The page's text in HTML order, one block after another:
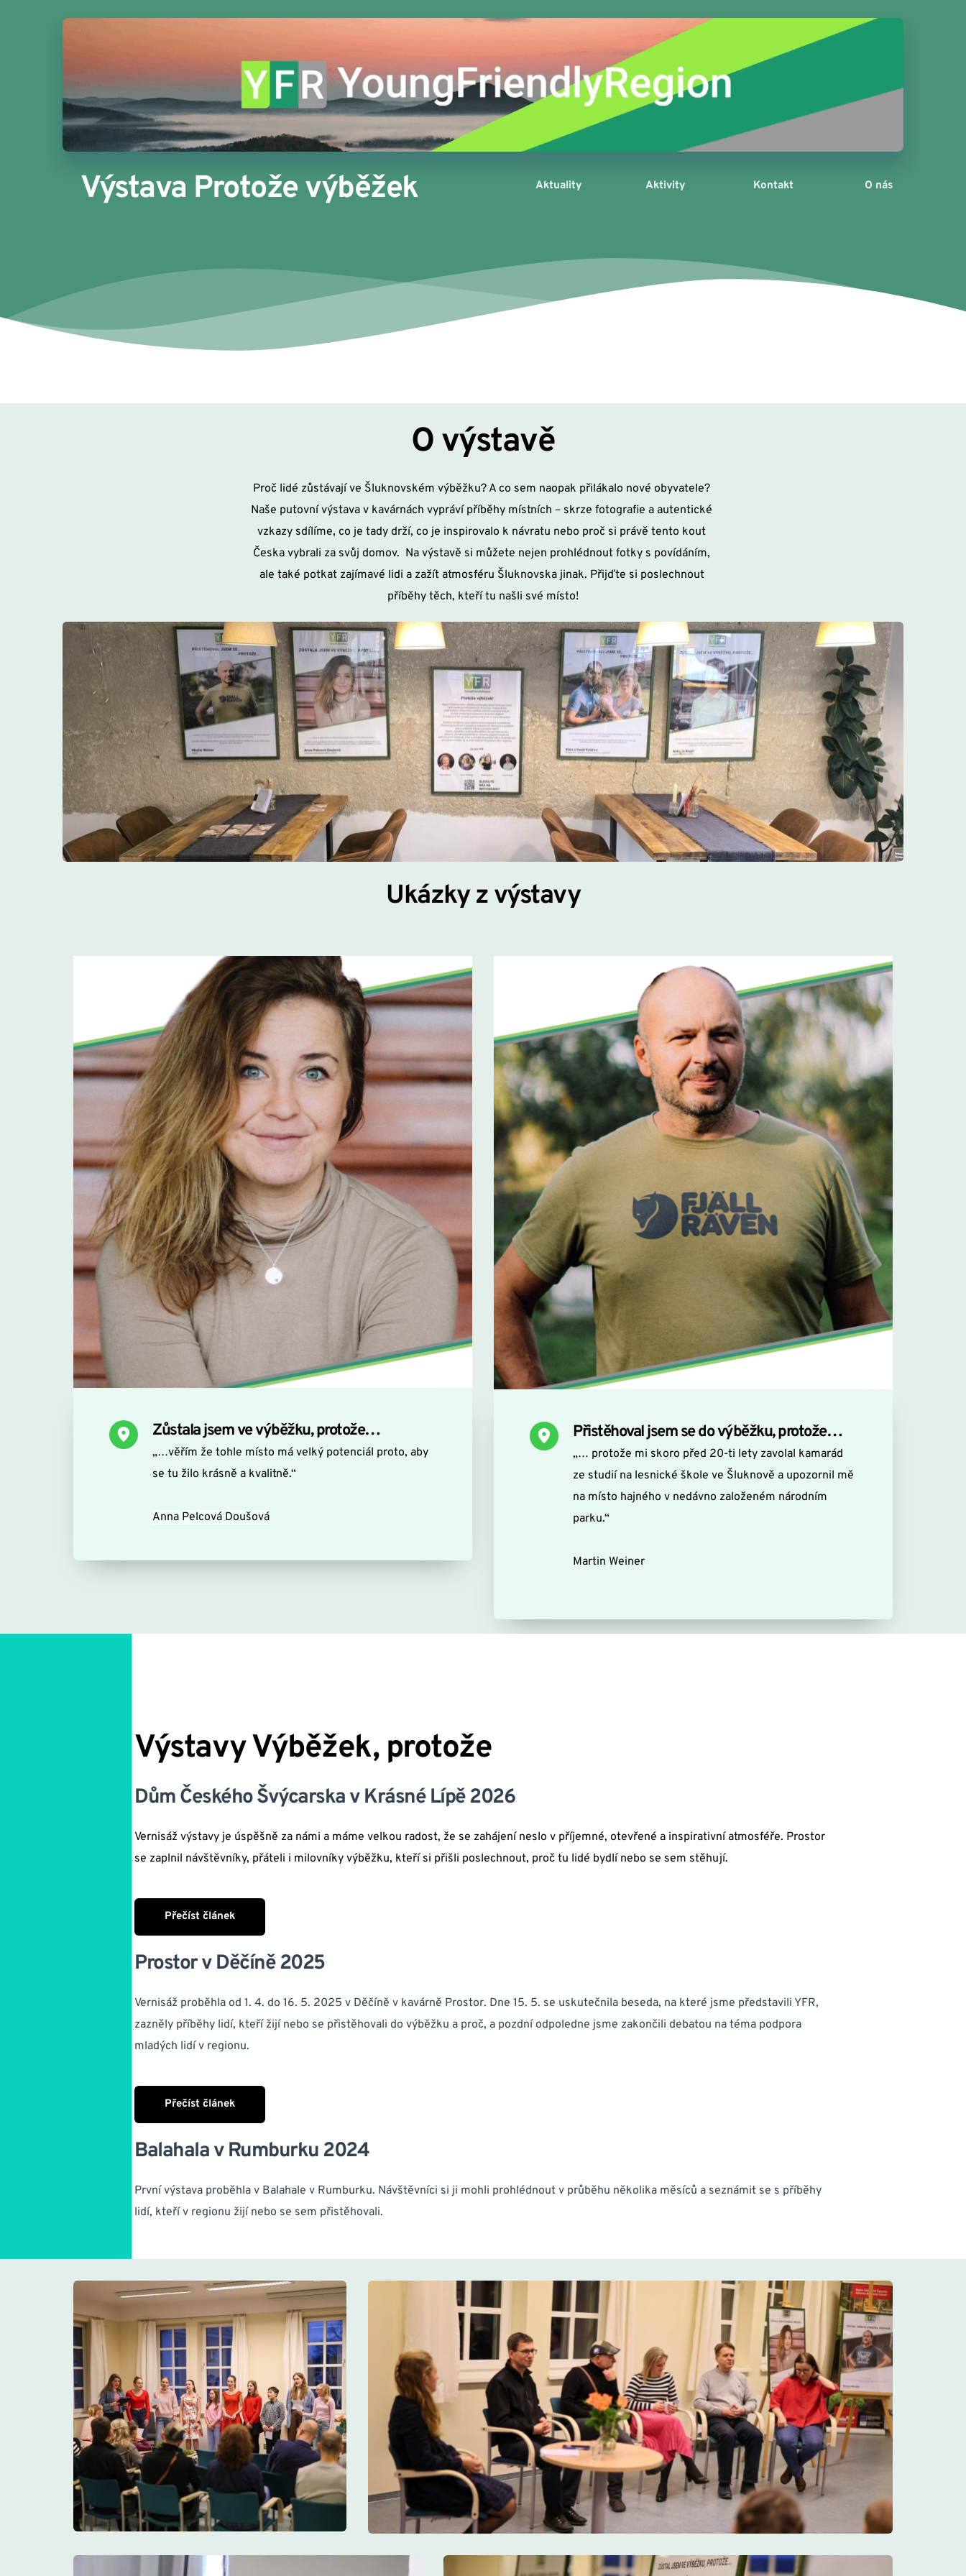
Výstava Protože výběžek Aktuality Aktivity Kontakt O nás
O výstavě
Proč lidé zůstávají ve Šluknovském výběžku? A co sem naopak přilákalo nové obyvatele?
Naše putovní výstava v kavárnách vypráví příběhy místních – skrze fotografie a autentické
vzkazy sdílíme, co je tady drží, co je inspirovalo k návratu nebo proč si právě tento kout
Česka vybrali za svůj domov.  Na výstavě si můžete nejen prohlédnout fotky s povídáním,
ale také potkat zajímavé lidi a zažít atmosféru Šluknovska jinak. Přijďte si poslechnout
příběhy těch, kteří tu našli své místo!
Ukázky z výstavy
Zůstala jsem ve výběžku, protože…
„…věřím že tohle místo má velký potenciál proto, aby
se tu žilo krásně a kvalitně.“
Anna Pelcová Doušová
Přistěhoval jsem se do výběžku, protože…
„… protože mi skoro před 20-ti lety zavolal kamarád
ze studií na lesnické škole ve Šluknově a upozornil mě
na místo hajného v nedávno založeném národním
parku.“
Martin Weiner
Výstavy Výběžek, protože
Dům Českého Švýcarska v Krásné Lípě 2026
Vernisáž výstavy je úspěšně za námi a máme velkou radost, že se zahájení neslo v příjemné, otevřené a inspirativní atmosféře. Prostor
se zaplnil návštěvníky, přáteli i milovníky výběžku, kteří si přišli poslechnout, proč tu lidé bydlí nebo se sem stěhují.
Přečíst článek
Prostor v Děčíně 2025
Vernisáž proběhla od 1. 4. do 16. 5. 2025 v Děčíně v kavárně Prostor. Dne 15. 5. se uskutečnila beseda, na které jsme představili YFR,
zazněly příběhy lidí, kteří žijí nebo se přistěhovali do výběžku a proč, a pozdní odpoledne jsme zakončili debatou na téma podpora
mladých lidí v regionu.
Přečíst článek
Balahala v Rumburku 2024
První výstava proběhla v Balahale v Rumburku. Návštěvníci si ji mohli prohlédnout v průběhu několika měsíců a seznámit se s příběhy
lidí, kteří v regionu žijí nebo se sem přistěhovali.